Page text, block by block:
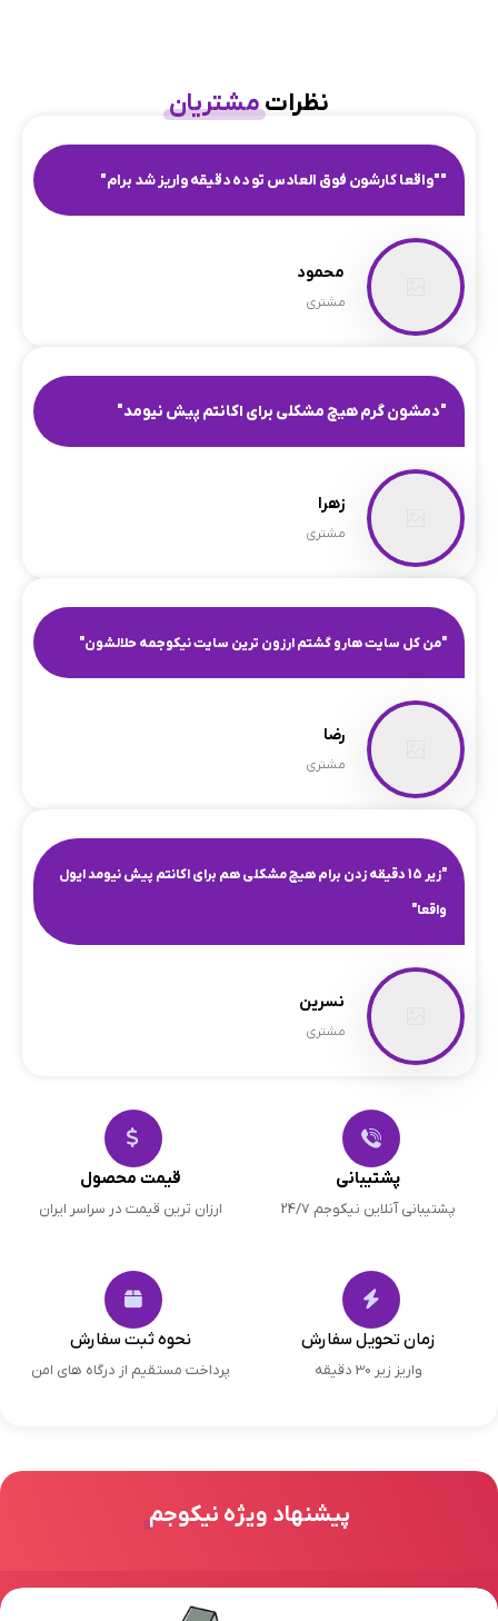
نظراتمشتریان
""واقعا کارشون فوق العادس تو ده دقیقه واریز شد برام"
محمود
مشتری
"دمشون گرم هیچ مشکلی برای اکانتم پیش نیومد"
زهرا
مشتری
"من کل سایت هارو گشتم ارزون ترین سایت نیکوجمه حلالشون"
رضا
مشتری
"زیر 15 دقیقه زدن برام هیچ مشکلی هم برای اکانتم پیش نیومد ایول
واقعا"
نسرین
مشتری
پشتیبانی
پشتیبانی آنلاین نیکوجم 24/7
قیمت محصول
ارزان ترین قیمت در سراسر ایران
زمان تحویل سفارش
واریز زیر 30 دقیقه
نحوه ثبت سفارش
پرداخت مستقیم از درگاه های امن
پیشنهاد ویژه نیکوجم